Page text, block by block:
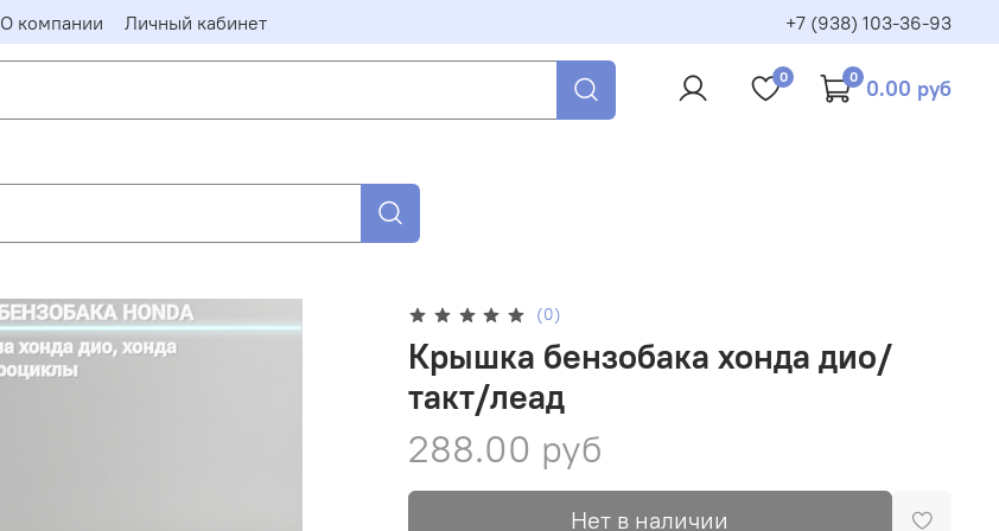
О компании Личный кабинет +7 (938) 103-36-93
0 0 0.00 руб
(0)
Крышка бензобака хонда дио/
такт/леад
288.00 руб
Нет в наличии